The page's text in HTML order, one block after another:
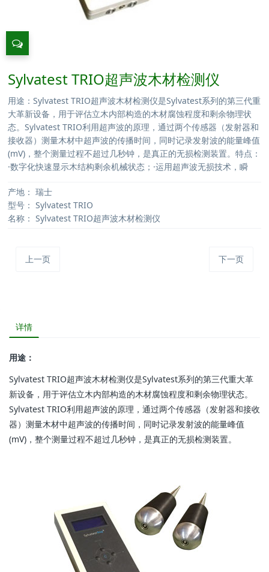
Sylvatest TRIO超声波木材检测仪
用途：Sylvatest TRIO超声波木材检测仪是Sylvatest系列的第三代重
大革新设备，用于评估立木内部构造的木材腐蚀程度和剩余物理状
态。Sylvatest TRIO利用超声波的原理，通过两个传感器（发射器和
接收器）测量木材中超声波的传播时间，同时记录发射波的能量峰值
(mV)，整个测量过程不超过几秒钟，是真正的无损检测装置。特点：
·数字化快速显示木结构剩余机械状态；·运用超声波无损技术，瞬
产地： 瑞士
型号： Sylvatest TRIO
名称： Sylvatest TRIO超声波木材检测仪
上一页 下一页
详情
用途：
Sylvatest TRIO超声波木材检测仪是Sylvatest系列的第三代重大革
新设备，用于评估立木内部构造的木材腐蚀程度和剩余物理状态。
Sylvatest TRIO利用超声波的原理，通过两个传感器（发射器和接收
器）测量木材中超声波的传播时间，同时记录发射波的能量峰值
(mV)，整个测量过程不超过几秒钟，是真正的无损检测装置。